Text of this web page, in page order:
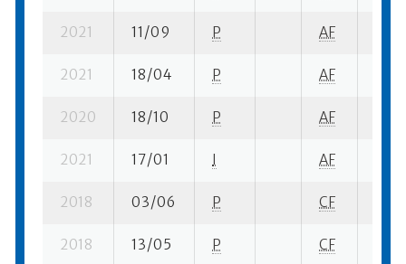
2021 11/09 P AF
2021 18/04 P AF
2020 18/10 P AF
2021 17/01 I AF
2018 03/06 P CF
2018 13/05 P CF